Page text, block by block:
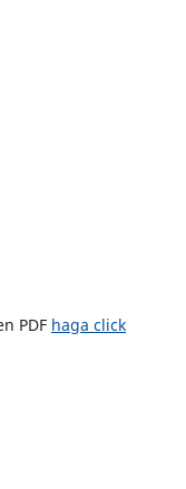
PDF haga click